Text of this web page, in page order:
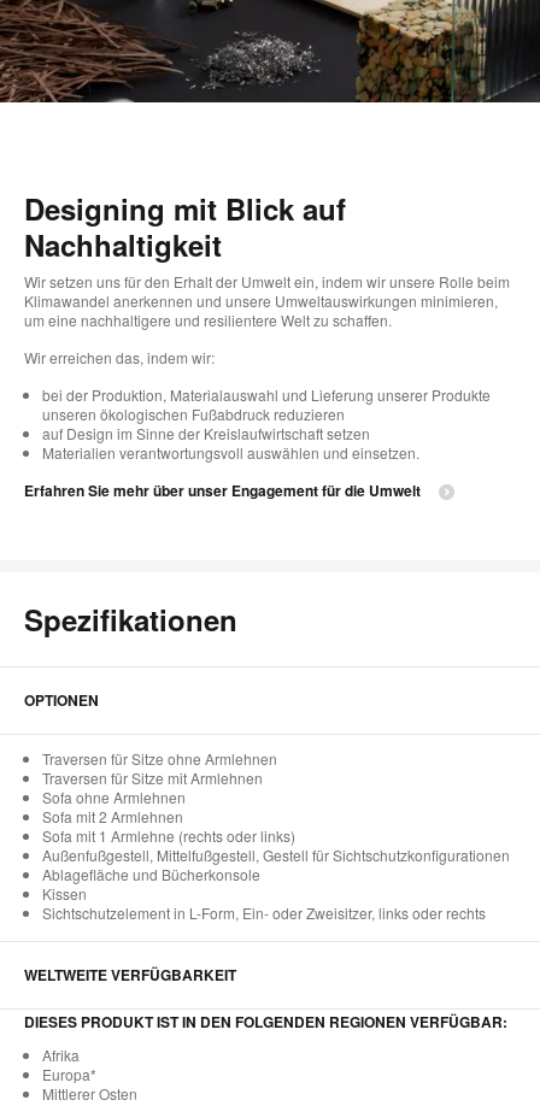
Designing mit Blick auf
Nachhaltigkeit
Wir setzen uns für den Erhalt der Umwelt ein, indem wir unsere Rolle beim
Klimawandel anerkennen und unsere Umweltauswirkungen minimieren,
um eine nachhaltigere und resilientere Welt zu schaffen.
Wir erreichen das, indem wir:
bei der Produktion, Materialauswahl und Lieferung unserer Produkte
unseren ökologischen Fußabdruck reduzieren
auf Design im Sinne der Kreislaufwirtschaft setzen
Materialien verantwortungsvoll auswählen und einsetzen.
Erfahren Sie mehr über unser Engagement für die Umwelt
Spezifikationen
OPTIONEN
Traversen für Sitze ohne Armlehnen
Traversen für Sitze mit Armlehnen
Sofa ohne Armlehnen
Sofa mit 2 Armlehnen
Sofa mit 1 Armlehne (rechts oder links)
Außenfußgestell, Mittelfußgestell, Gestell für Sichtschutzkonfigurationen
Ablagefläche und Bücherkonsole
Kissen
Sichtschutzelement in L-Form, Ein- oder Zweisitzer, links oder rechts
WELTWEITE VERFÜGBARKEIT
DIESES PRODUKT IST IN DEN FOLGENDEN REGIONEN VERFÜGBAR:
Afrika
Europa*
Mittlerer Osten